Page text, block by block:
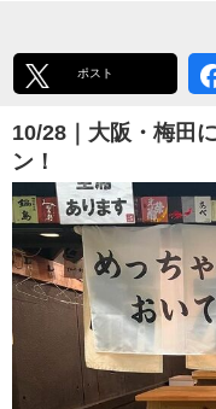
ポスト
10/28｜大阪・梅田
ン！